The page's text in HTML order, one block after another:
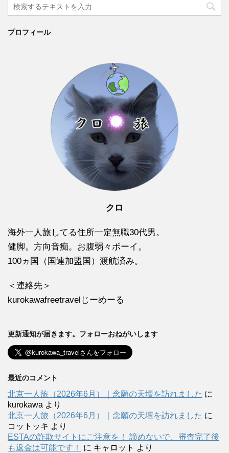
プロフィール
クロ
海外一人旅してる住所一定無職30代男。
健脚。方向音痴。お腹弱々ボーイ。
100ヵ国（国連加盟国）渡航済み。
＜連絡先＞
kurokawafreetravelじーめーる
更新通知が届きます。フォローおねがいします
最近のコメント
北京一人旅（2026年6月）｜念願の天壇を訪れました に
kurokawa より
北京一人旅（2026年6月）｜念願の天壇を訪れました に
コットッキ より
ESTAの詐欺サイトにご注意を！ 諦めないで、審査完了後
も返金は可能です！
に キャロット より